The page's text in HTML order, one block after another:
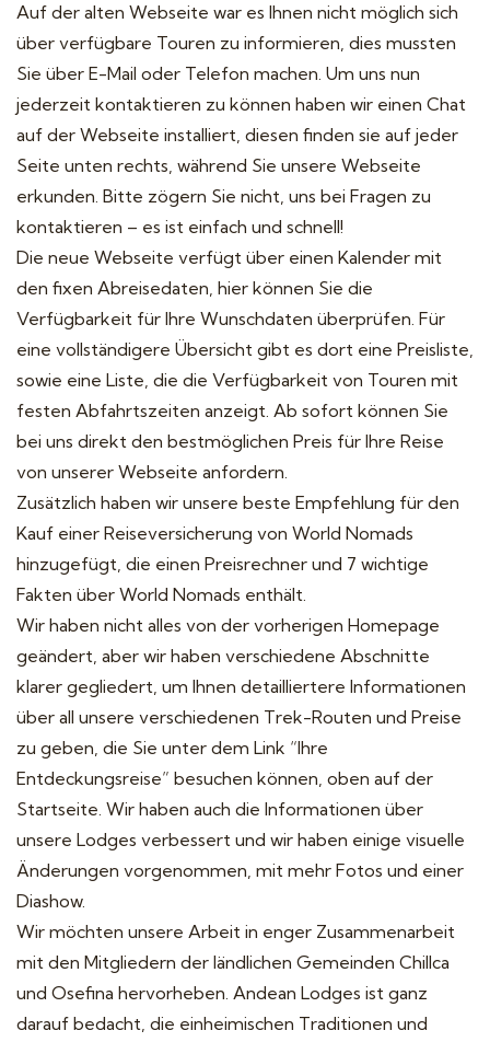
Auf der alten Webseite war es Ihnen nicht möglich sich
über verfügbare Touren zu informieren, dies mussten
Sie über E-Mail oder Telefon machen. Um uns nun
jederzeit kontaktieren zu können haben wir einen Chat
auf der Webseite installiert, diesen finden sie auf jeder
Seite unten rechts, während Sie unsere Webseite
erkunden. Bitte zögern Sie nicht, uns bei Fragen zu
kontaktieren – es ist einfach und schnell!
Die neue Webseite verfügt über einen Kalender mit
den fixen Abreisedaten, hier können Sie die
Verfügbarkeit für Ihre Wunschdaten überprüfen. Für
eine vollständigere Übersicht gibt es dort eine Preisliste,
sowie eine Liste, die die Verfügbarkeit von Touren mit
festen Abfahrtszeiten anzeigt. Ab sofort können Sie
bei uns direkt den bestmöglichen Preis für Ihre Reise
von unserer Webseite anfordern.
Zusätzlich haben wir unsere beste Empfehlung für den
Kauf einer Reiseversicherung von World Nomads
hinzugefügt, die einen Preisrechner und 7 wichtige
Fakten über World Nomads enthält.
Wir haben nicht alles von der vorherigen Homepage
geändert, aber wir haben verschiedene Abschnitte
klarer gegliedert, um Ihnen detailliertere Informationen
über all unsere verschiedenen Trek-Routen und Preise
zu geben, die Sie unter dem Link “Ihre
Entdeckungsreise” besuchen können, oben auf der
Startseite. Wir haben auch die Informationen über
unsere Lodges verbessert und wir haben einige visuelle
Änderungen vorgenommen, mit mehr Fotos und einer
Diashow.
Wir möchten unsere Arbeit in enger Zusammenarbeit
mit den Mitgliedern der ländlichen Gemeinden Chillca
und Osefina hervorheben. Andean Lodges ist ganz
darauf bedacht, die einheimischen Traditionen und